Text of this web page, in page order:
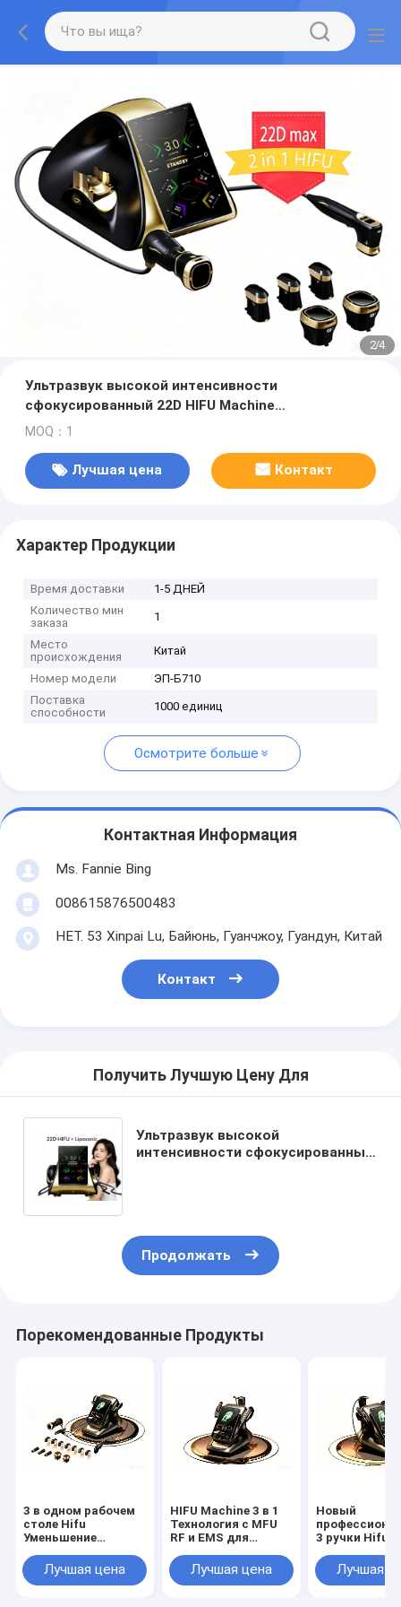
2/4
Ультразвук высокой интенсивности
сфокусированный 22D HIFU Machine
Антивозрастный лифтинг лица Укрепление кожи
жира Уменьшение веса Инструмент
MOQ：1
Лучшая цена Контакт
Характер Продукции
Время доставки
1-5 ДНЕЙ
Количество мин
заказа
1
Место
происхождения
Китай
Номер модели
ЭП-Б710
Поставка
способности
1000 единиц
Осмотрите больше
Контактная Информация
Ms. Fannie Bing
008615876500483
НЕТ. 53 Xinpai Lu, Байюнь, Гуанчжоу, Гуандун, Китай
Контакт
Получить Лучшую Цену Для
Ультразвук высокой
интенсивности сфокусированный
веса Инструмент
Продолжать
Порекомендованные Продукты
3 в одном рабочем
столе Hifu
Уменьшение
глазах Утяжеление
кожи Уменьшение
Лучшая цена
HIFU Machine 3 в 1
Технология с MFU
RF и EMS для
кожиЛучшая цена
Новый
3 ручки Hifu
лица шеи
тела
Лучшая